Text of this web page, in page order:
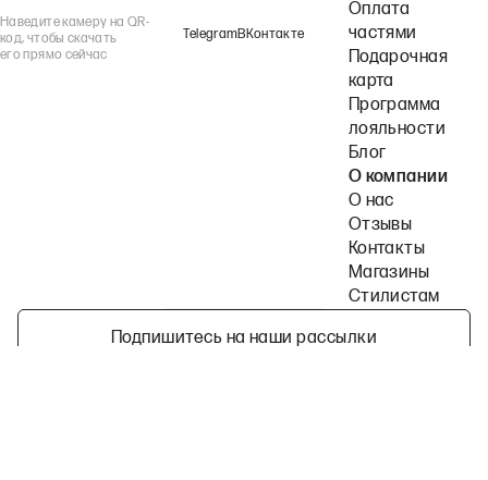
Наведите камеру на QR-
код, чтобы скачать
его прямо сейчас
TelegramВКонтакте
Оплата
частями
Подарочная
карта
Программа
лояльности
Блог
О компании
О нас
Отзывы
Контакты
Магазины
Стилистам
Подпишитесь на наши рассылки